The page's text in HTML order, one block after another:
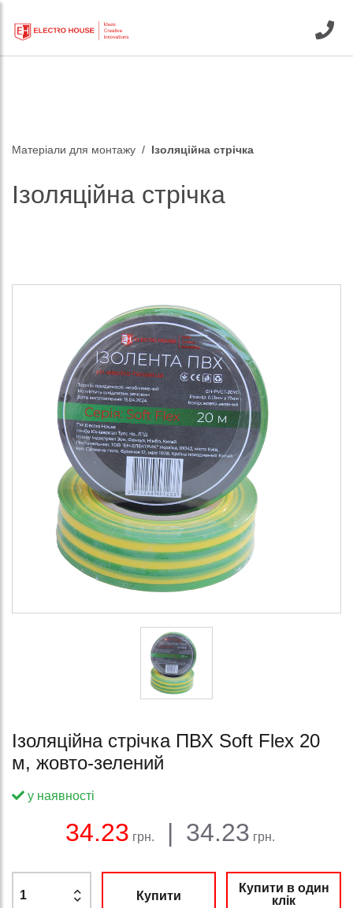
Матеріали для монтажу Ізоляційна стрічка
Ізоляційна стрічка
Ізоляційна стрічка ПВХ Soft Flex 20
м, жовто-зелений
Баланс:
у наявності
34.23 грн. | 34.23 грн.
Купити
Купити в один
клік